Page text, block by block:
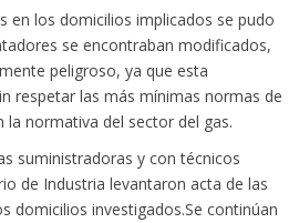
en los domicilios implicados se pudo
se encontraban modificados,
peligroso, ya que esta
respetar las más mínimas normas de
la normativa del sector del gas.
suministradoras y con técnicos
de Industria levantaron acta de las
domicilios investigados.Se continúan